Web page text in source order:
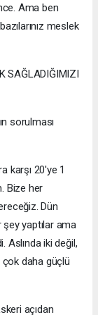
Ama ben
meslek
SAĞLADIĞIMIZI
sorulması
karşı 20'ye 1
Bize her
Dün
şey yaptılar ama
Aslında iki değil,
çok daha güçlü
açıdan